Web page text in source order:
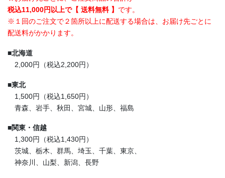
税込11,000円以上で【 送料無料 】 です。
※１回のご注文で２箇所以上に配送する場合は、お届け先ごとに
配送料がかかります。
■北海道
2,000円（税込2,200円）
■東北
1,500円（税込1,650円）
青森、岩手、秋田、宮城、山形、福島
■関東・信越
1,300円（税込1,430円）
茨城、栃木、群馬、埼玉、千葉、東京、
神奈川、山梨、新潟、長野